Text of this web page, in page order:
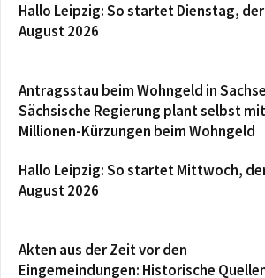
Hallo Leipzig: So startet Dienstag, der
August 2026
Antragsstau beim Wohngeld in
Sächsische Regierung plant selbst mit
Millionen-Kürzungen beim Wohngeld
Hallo Leipzig: So startet Mittwoch,
August 2026
Akten aus der Zeit vor den
Eingemeindungen: Historische